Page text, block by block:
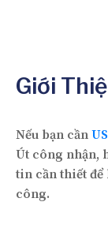
Giới
Nếu bạn cần
Út công nhận,
tin cần thiết
công.